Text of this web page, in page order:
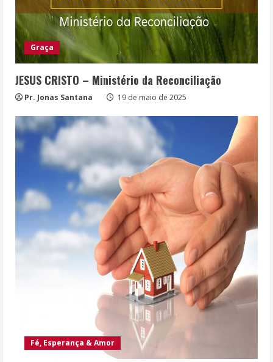
Graça
JESUS CRISTO – Ministério da Reconciliação
Pr. Jonas Santana 19 de maio de 2025
Fé, Esperança & Amor